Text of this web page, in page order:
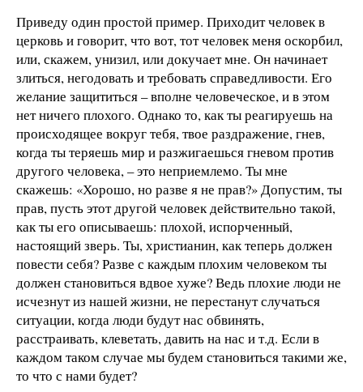
Приведу один простой пример. Приходит человек в
церковь и говорит, что вот, тот человек меня оскорбил,
или, скажем, унизил, или докучает мне. Он начинает
злиться, негодовать и требовать справедливости. Его
желание защититься – вполне человеческое, и в этом
нет ничего плохого. Однако то, как ты реагируешь на
происходящее вокруг тебя, твое раздражение, гнев,
когда ты теряешь мир и разжигаешься гневом против
другого человека, – это неприемлемо. Ты мне
скажешь: «Хорошо, но разве я не прав?» Допустим, ты
прав, пусть этот другой человек действительно такой,
как ты его описываешь: плохой, испорченный,
настоящий зверь. Ты, христианин, как теперь должен
повести себя? Разве с каждым плохим человеком ты
должен становиться вдвое хуже? Ведь плохие люди не
исчезнут из нашей жизни, не перестанут случаться
ситуации, когда люди будут нас обвинять,
расстраивать, клеветать, давить на нас и т.д. Если в
каждом таком случае мы будем становиться такими же,
то что с нами будет?